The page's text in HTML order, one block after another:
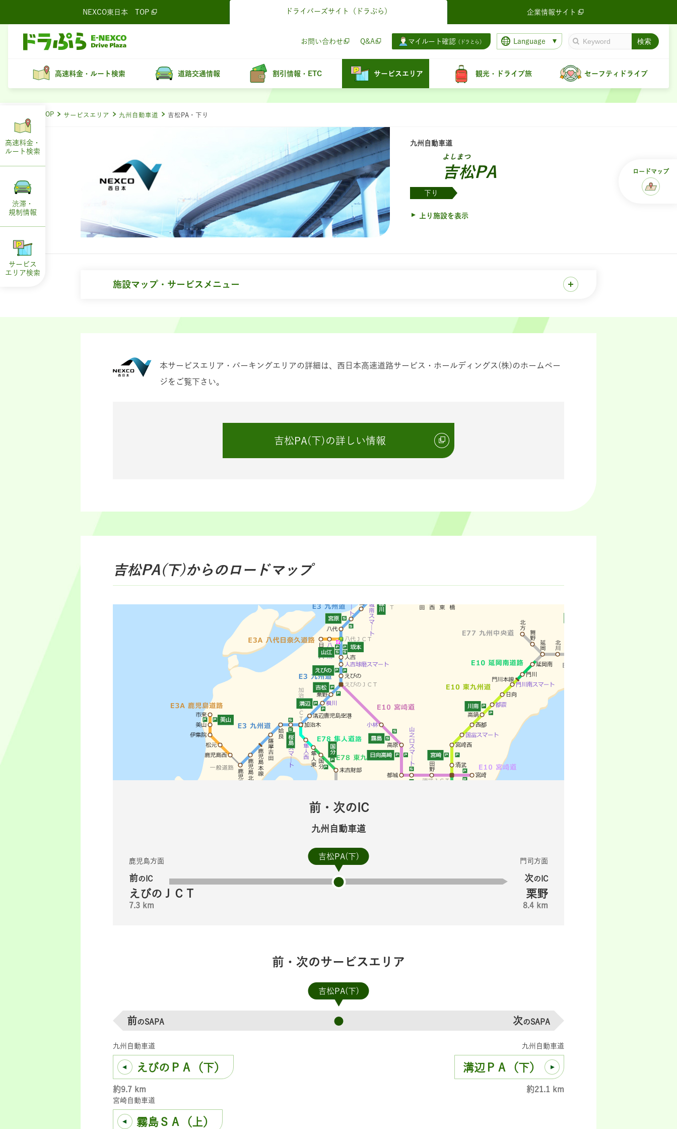
NEXCO東日本 TOP ドライバーズサイト （ドラぷら） 企業情報サイト
お問い合わせ Q&A マイルート確認 （ドラとら） Language
高速料金・ルート検索 道路交通情報 割引情報・ETC サービスエリア 観光・ドライブ旅 セーフティドライブ
ドラぷらTOP サービスエリア 九州自動車道 吉松PA・下り
九州自動車道
よしまつ
吉松PA
下り
上り施設を表示
施設マップ・サービスメニュー
本サービスエリア・パーキングエリアの詳細は、西日本高速道路サービス・ホールディングス(株)のホームペー
ジをご覧下さい。
吉松PA(下)の詳しい情報
吉松PA(下)からのロードマップ
前・次のIC
九州自動車道
吉松PA(下)
鹿児島方面
前のIC
えびのＪＣＴ
7.3 km
門司方面
次のIC
栗野
8.4 km
前・次のサービスエリア
吉松PA(下)
前のSAPA 次のSAPA
九州自動車道
えびのＰＡ（下）
約9.7 km
宮崎自動車道
霧島ＳＡ（上）
九州自動車道
溝辺ＰＡ（下）
約21.1 km
ロードマップ
高速料金・
ルート 検索
渋滞・
規制情報
サービス
エリア検索